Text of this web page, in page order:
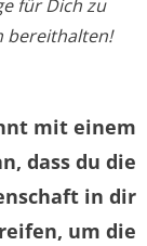
für Dich zu
bereithalten!
mit einem
dass du die
in dir
um die